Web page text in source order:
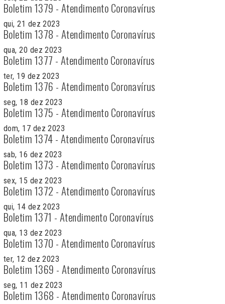
Boletim 1379 - Atendimento Coronavírus
qui, 21 dez 2023
Boletim 1378 - Atendimento Coronavírus
qua, 20 dez 2023
Boletim 1377 - Atendimento Coronavírus
ter, 19 dez 2023
Boletim 1376 - Atendimento Coronavírus
seg, 18 dez 2023
Boletim 1375 - Atendimento Coronavírus
dom, 17 dez 2023
Boletim 1374 - Atendimento Coronavírus
sab, 16 dez 2023
Boletim 1373 - Atendimento Coronavírus
sex, 15 dez 2023
Boletim 1372 - Atendimento Coronavírus
qui, 14 dez 2023
Boletim 1371 - Atendimento Coronavírus
qua, 13 dez 2023
Boletim 1370 - Atendimento Coronavírus
ter, 12 dez 2023
Boletim 1369 - Atendimento Coronavírus
seg, 11 dez 2023
Boletim 1368 - Atendimento Coronavírus